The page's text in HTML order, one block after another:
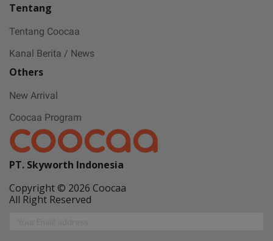
Tentang
Tentang Coocaa
Kanal Berita / News
Others
New Arrival
Coocaa Program
PT. Skyworth Indonesia
Copyright © 2026 Coocaa
All Right Reserved